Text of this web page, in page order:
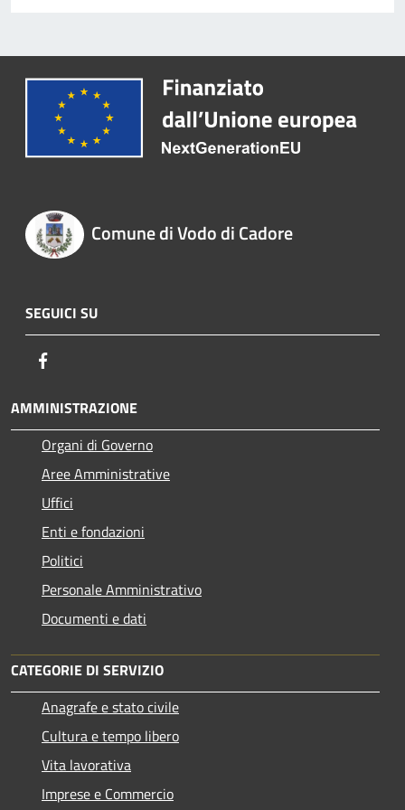
Comune di Vodo di Cadore
SEGUICI SU
AMMINISTRAZIONE
Organi di Governo
Aree Amministrative
Uffici
Enti e fondazioni
Politici
Personale Amministrativo
Documenti e dati
CATEGORIE DI SERVIZIO
Anagrafe e stato civile
Cultura e tempo libero
Vita lavorativa
Imprese e Commercio